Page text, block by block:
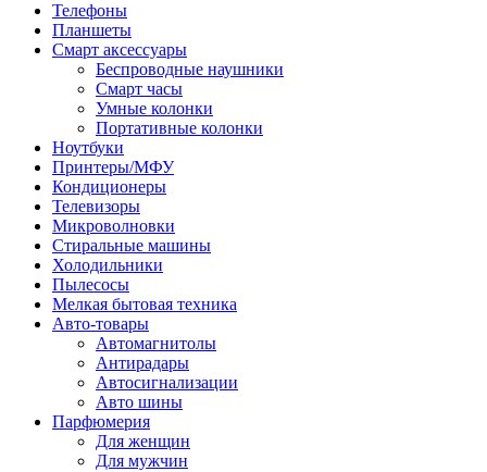
Телефоны
Планшеты
Смарт аксессуары
Беспроводные наушники
Смарт часы
Умные колонки
Портативные колонки
Ноутбуки
Принтеры/МФУ
Кондиционеры
Телевизоры
Микроволновки
Стиральные машины
Холодильники
Пылесосы
Мелкая бытовая техника
Авто-товары
Автомагнитолы
Антирадары
Автосигнализации
Авто шины
Парфюмерия
Для женщин
Для мужчин